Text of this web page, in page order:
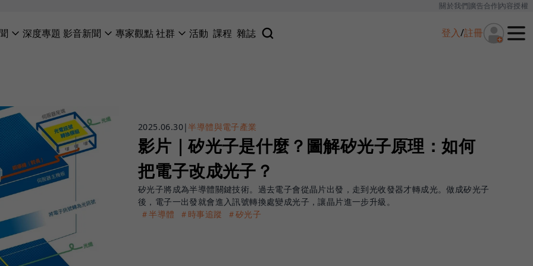
關於我們廣告合作內容授權
深度專題 影音新聞 專家觀點社群 活動 課程 雜誌 登入/註冊
2025.06.30|半導體與電子產業
影片｜矽光子是什麼？圖解矽光子原理：如何
把電子改成光子？
矽光子將成為半導體關鍵技術。過去電子會從晶片出發，走到光收發器才轉成光。做成矽光子
後，電子一出發就會進入訊號轉換處變成光子，讓晶片進一步升級。
＃半導體
＃時事追蹤 ＃矽光子